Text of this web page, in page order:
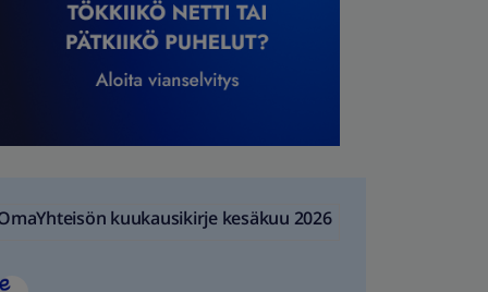
kuukausikirje kesäkuu 2026